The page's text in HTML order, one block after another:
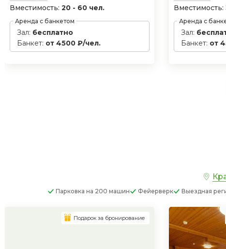
Вместимость: 20 - 60 чел.
Аренда с банкетом
Зал: бесплатно
Банкет: от 4500 ₽/чел.
Вместимость:
Аренда с
Зал:
Банкет: от
Парковка на 200 машин Фейерверк Выездная
Подарок за бронирование